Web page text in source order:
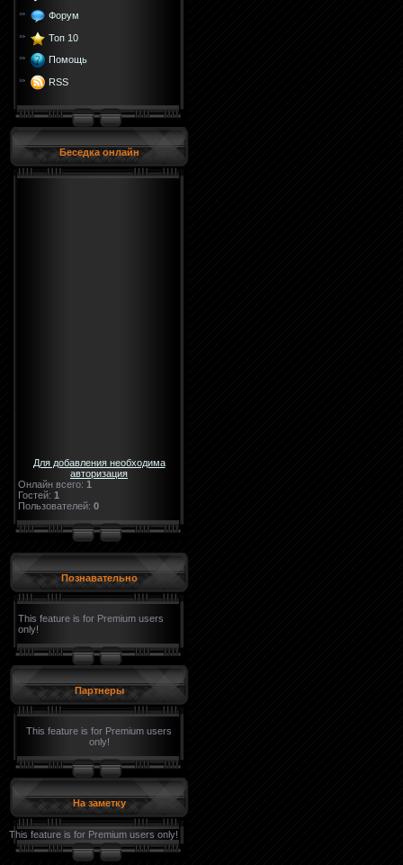
Форум
Топ 10
Помощь
RSS
Беседка онлайн
Для добавления необходима
авторизация
Онлайн всего: 1
Гостей: 1
Пользователей: 0
Познавательно
This feature is for Premium users
only!
Партнеры
This feature is for Premium users
only!
На заметку
This feature is for Premium users only!